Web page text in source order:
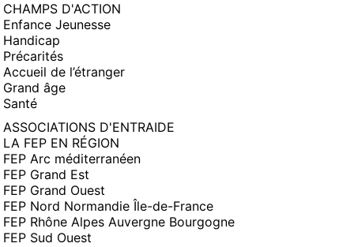
CHAMPS D'ACTION
Enfance Jeunesse
Handicap
Précarités
Accueil de l’étranger
Grand âge
Santé
ASSOCIATIONS D'ENTRAIDE
LA FEP EN RÉGION
FEP Arc méditerranéen
FEP Grand Est
FEP Grand Ouest
FEP Nord Normandie Île-de-France
FEP Rhône Alpes Auvergne Bourgogne
FEP Sud Ouest